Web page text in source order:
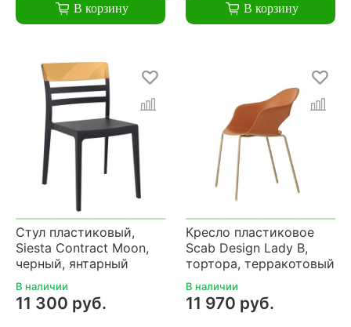
В корзину В корзину
Стул пластиковый,
Siesta Contract Moon,
черный, янтарный
В наличии
11 300 руб.
Кресло пластиковое
Scab Design Lady B,
тортора, терракотовый
В наличии
11 970 руб.